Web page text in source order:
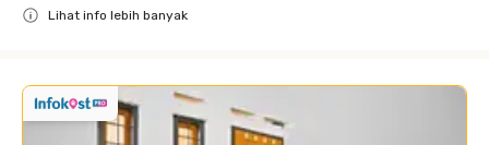
Lihat info lebih banyak